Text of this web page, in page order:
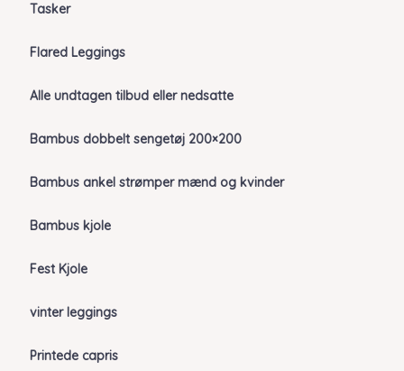
Tasker
Flared Leggings
Alle undtagen tilbud eller nedsatte
Bambus dobbelt sengetøj 200×200
Bambus ankel strømper mænd og kvinder
Bambus kjole
Fest Kjole
vinter leggings
Printede capris